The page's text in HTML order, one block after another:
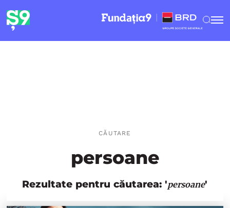
CĂUTARE
persoane
Rezultate pentru căutarea: 'persoane'